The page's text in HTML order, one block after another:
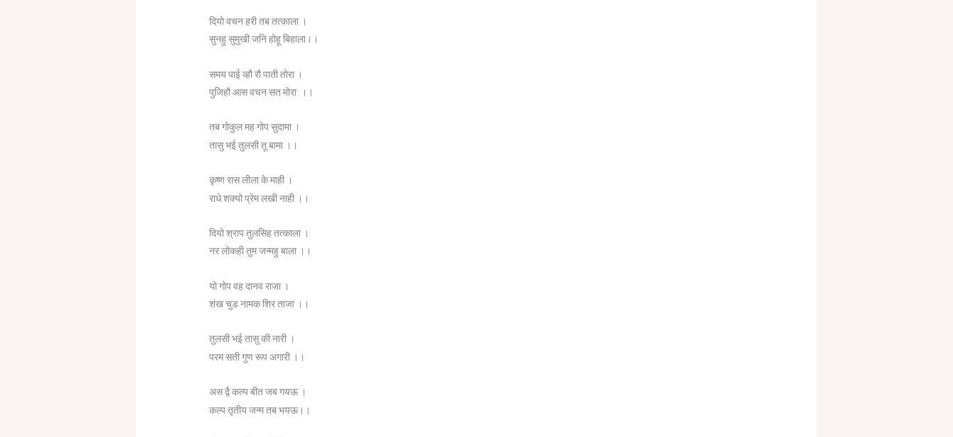
दियो वचन हरी तब तत्काला ।
सुनहु सुमुखी जनि होहू बिहाला।।
समय पाई व्हौ रौ पाती तोरा ।
पुजिहौ आस वचन सत मोरा ।।
तब गोकुल मह गोप सुदामा ।
तासु भई तुलसी तू बामा ।।
कृष्ण रास लीला के माही ।
राधे शक्यो प्रेम लखी नाही ।।
दियो श्राप तुलसिह तत्काला ।
नर लोकही तुम जन्महु बाला ।।
यो गोप वह दानव राजा ।
शंख चुड नामक शिर ताजा ।।
तुलसी भई तासु की नारी ।
परम सती गुण रूप अगारी ।।
अस द्वै कल्प बीत जब गयऊ ।
कल्प तृतीय जन्म तब भयऊ।।